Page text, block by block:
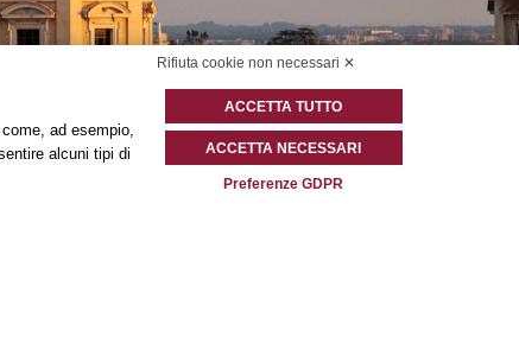
Rifiuta cookie non necessari ✕
ad esempio,
alcuni tipi di
ACCETTA TUTTO
ACCETTA NECESSARI
Preferenze GDPR